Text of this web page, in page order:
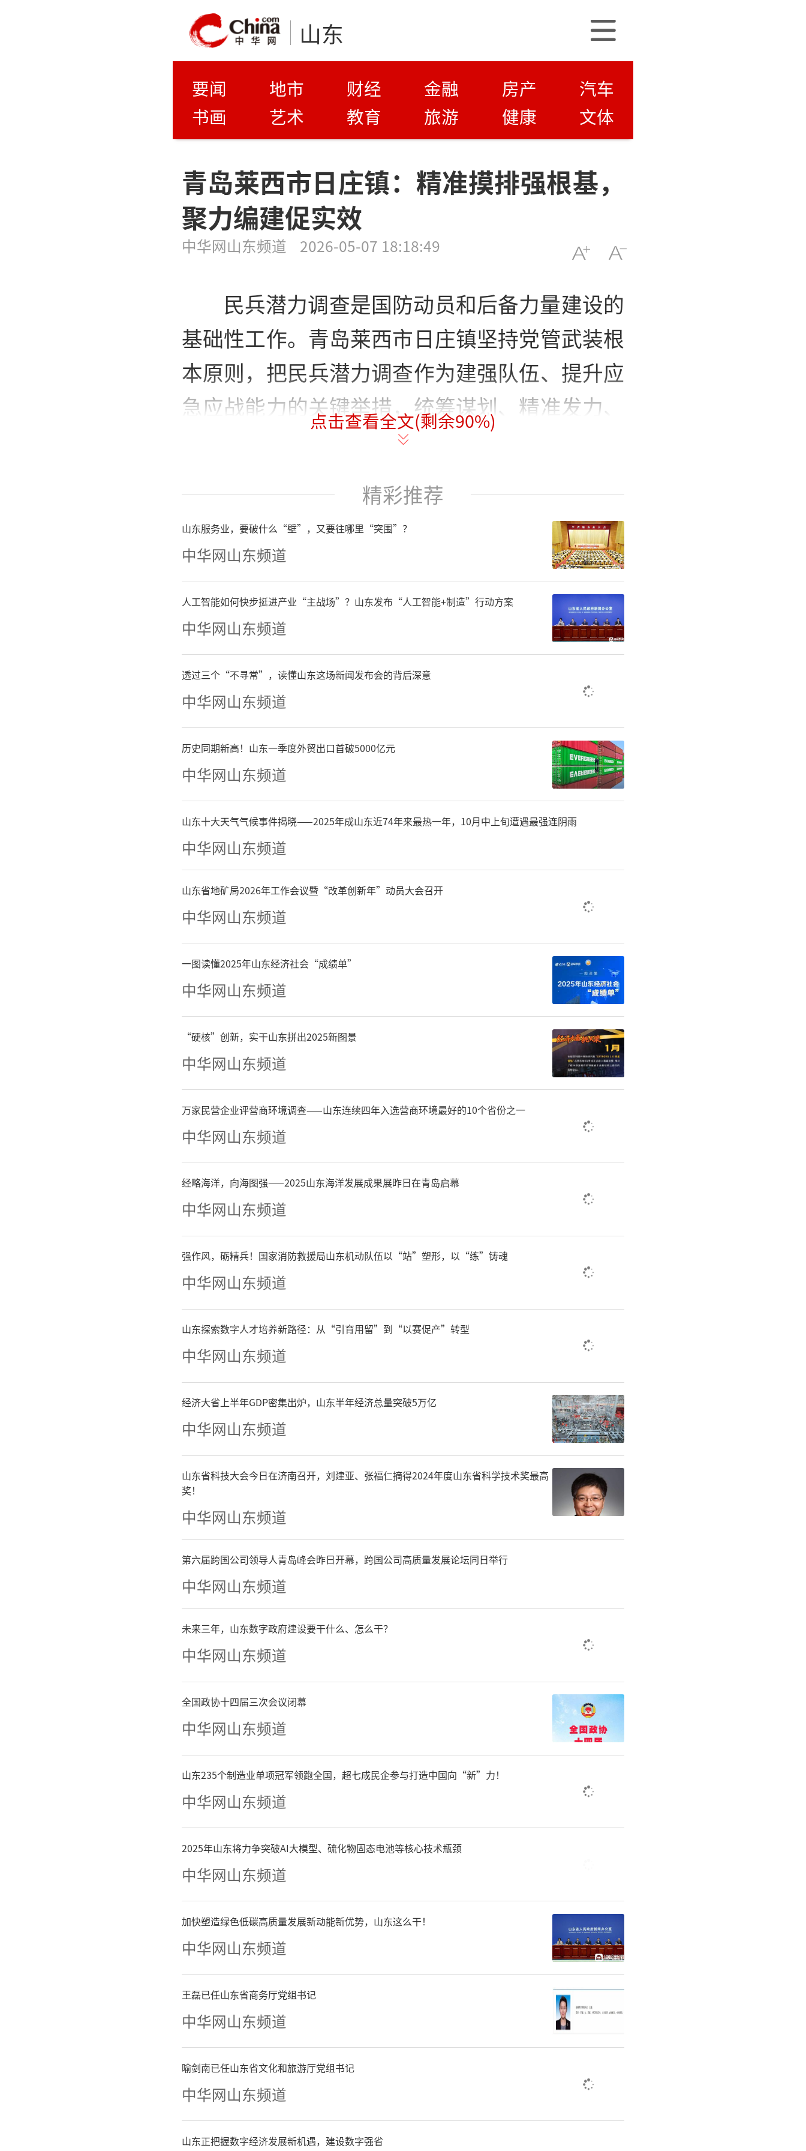
山东
要闻 地市 财经 金融 房产
汽车
书画
艺术 教育 旅游 健康 文体
青岛莱西市日庄镇：精准摸排强根基，
聚力编建促实效
中华网山东频道 2026-05-07 18:18:49
民兵潜力调查是国防动员和后备力量建设的
基础性工作。青岛莱西市日庄镇坚持党管武装根
本原则，把民兵潜力调查作为建强队伍、提升应
急应战能力的关键举措，统筹谋划、精准发力、
务求实效，全面摸清辖区潜力底数，有效盘活优
一是强化统筹联动，压实工作责任。镇党委
将潜力调查纳入年度重点工作，构建“党委统
揽、武装牵头、部门协同、企业参与”的工作格
局。成立由镇党委统筹、武装部长任组长，武装
部、退役办、经贸办等多部门联动的专项工作
组，明确分工、细化清单、卡死节点，形成层层
抓落实的推进机制。主动对接经委、人社、市场
监管等单位，共享企业名录、用工信息、退役军
人数据，打破信息壁垒，提升工作效率。组织专
题业务培训，统一调查口径、规范采集标准，确
保工作人员懂政策、熟流程、能实操。
二是坚持精准摸排，摸清真实底数。严格落
实“应统尽统、不漏一户、数据精准”要求，采
取实地走访、座谈交流、现场核验、信息登记相
结合的方式，对规上企业、重点行业、特色产业
开展拉网式摸排。重点聚焦装备制造、应急救
援、交通运输、医疗卫生等领域，精准核查企业
规模、党员与退役军人数量、专业人才结构、应
急装备器材等核心信息，建立电子台账，做到人
员清、专业清、分布清、潜力清。工作中同步开
展国防教育和政策宣讲，面对面解答企业与职工
关切，引导主动履行国防义务，动员优秀人才加
入民兵队伍。对信息不全、数据不准的现场复核
补正，确保调查结果真实可靠。
三是注重成果转化，提升建用质效。坚
持“调查为用、建用结合”，推动潜力资源向实
战能力转化。依托调查数据优化民兵编组，优先
把退役军人、专业骨干、行业精英对口编入专业
分队，有效解决“编非所用、人装分离”问题，
提升队伍专业化水平。以潜力调查为纽带，搭建
军地常态化协作平台，建立企业民兵工作联络机
制，定期开展国防教育、技能培训和应急演练，
形成“企业支持武装、武装服务企业”的良性循
环。组织民兵骨干积极参与基层治理、防汛防
火、志愿服务等急难险重任务，彰显担当作为，
实现国防效益、经济效益、社会效益有机统一。
下一步，青岛莱西市日庄镇将持续巩固潜力
调查成果，建立常态化摸排、动态化更新、规范
化管理长效机制，不断夯实基层武装工作基础。
聚焦实战实用深化军地融合，持续优化队伍结
构、强化保障支撑，努力打造一支召之即来、来
之能战、战之必胜的高素质民兵队伍，为地方高
质量发展和国家安全稳定提供坚强保障。
责任编辑：寿鹏瑶
点击查看全文(剩余90%)
精彩推荐
山东服务业，要破什么“壁”，又要往哪里“突围”？
中华网山东频道
人工智能如何快步挺进产业“主战场”？山东发布“人工智能+制造”行动方案
中华网山东频道
透过三个“不寻常”，读懂山东这场新闻发布会的背后深意
中华网山东频道
历史同期新高！山东一季度外贸出口首破5000亿元
中华网山东频道
山东十大天气气候事件揭晓——2025年成山东近74年来最热一年，10月中上旬遭遇最强连阴雨
中华网山东频道
山东省地矿局2026年工作会议暨“改革创新年”动员大会召开
中华网山东频道
一图读懂2025年山东经济社会“成绩单”
中华网山东频道
“硬核”创新，实干山东拼出2025新图景
中华网山东频道
万家民营企业评营商环境调查——山东连续四年入选营商环境最好的10个省份之一
中华网山东频道
经略海洋，向海图强——2025山东海洋发展成果展昨日在青岛启幕
中华网山东频道
强作风，砺精兵！国家消防救援局山东机动队伍以“站”塑形，以“练”铸魂
中华网山东频道
山东探索数字人才培养新路径：从“引育用留”到“以赛促产”转型
中华网山东频道
经济大省上半年GDP密集出炉，山东半年经济总量突破5万亿
中华网山东频道
山东省科技大会今日在济南召开，刘建亚、张福仁摘得2024年度山东省科学技术奖最高
奖！
中华网山东频道
第六届跨国公司领导人青岛峰会昨日开幕，跨国公司高质量发展论坛同日举行
中华网山东频道
未来三年，山东数字政府建设要干什么、怎么干？
中华网山东频道
全国政协十四届三次会议闭幕
中华网山东频道
山东235个制造业单项冠军领跑全国，超七成民企参与打造中国向“新”力！
中华网山东频道
2025年山东将力争突破AI大模型、硫化物固态电池等核心技术瓶颈
中华网山东频道
加快塑造绿色低碳高质量发展新动能新优势，山东这么干！
中华网山东频道
王磊已任山东省商务厅党组书记
中华网山东频道
喻剑南已任山东省文化和旅游厅党组书记
中华网山东频道
山东正把握数字经济发展新机遇，建设数字强省